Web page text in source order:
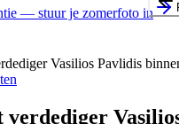
— stuur je zomerfoto in
verdediger